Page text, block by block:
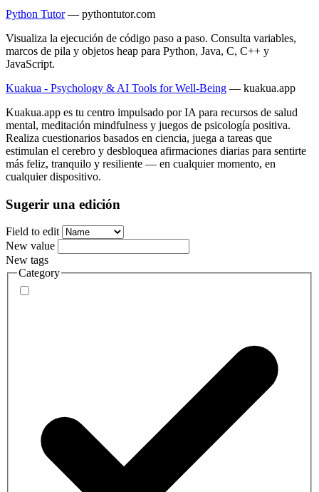
Python Tutor — pythontutor.com
Visualiza la ejecución de código paso a paso. Consulta variables,
marcos de pila y objetos heap para Python, Java, C, C++ y
JavaScript.
Kuakua - Psychology & AI Tools for Well-Being — kuakua.app
Kuakua.app es tu centro impulsado por IA para recursos de salud
mental, meditación mindfulness y juegos de psicología positiva.
Realiza cuestionarios basados en ciencia, juega a tareas que
estimulan el cerebro y desbloquea afirmaciones diarias para sentirte
más feliz, tranquilo y resiliente — en cualquier momento, en
cualquier dispositivo.
Sugerir una edición
Field to edit
New value
New tags
Category